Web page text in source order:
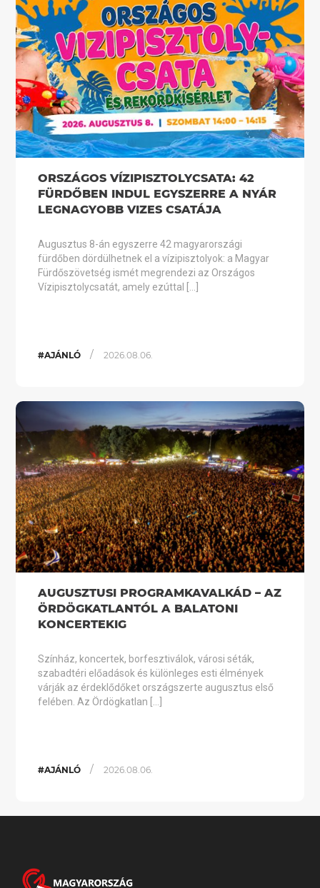
ORSZÁGOS VÍZIPISZTOLYCSATA: 42
FÜRDŐBEN INDUL EGYSZERRE A NYÁR
LEGNAGYOBB VIZES CSATÁJA
Augusztus 8-án egyszerre 42 magyarországi
fürdőben dördülhetnek el a vízipisztolyok: a Magyar
Fürdőszövetség ismét megrendezi az Országos
Vízipisztolycsatát, amely ezúttal […]
#AJÁNLÓ / 2026.08.06.
AUGUSZTUSI PROGRAMKAVALKÁD – AZ
ÖRDÖGKATLANTÓL A BALATONI
KONCERTEKIG
Színház, koncertek, borfesztiválok, városi séták,
szabadtéri előadások és különleges esti élmények
várják az érdeklődőket országszerte augusztus első
felében. Az Ördögkatlan […]
#AJÁNLÓ / 2026.08.06.